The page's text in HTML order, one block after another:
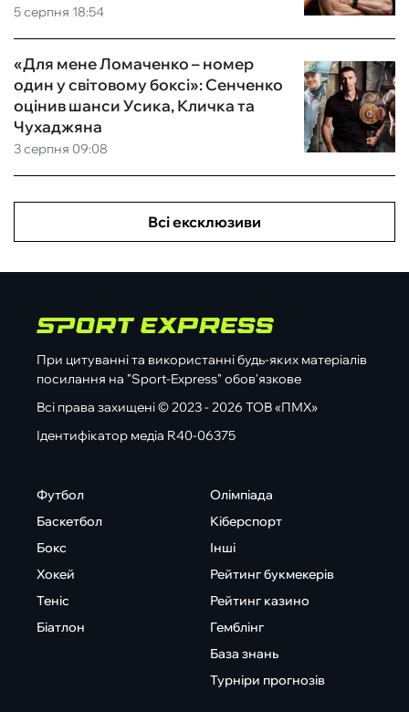
5 серпня 18:54
3 серпня 09:08
«Для мене Ломаченко – номер
один у світовому боксі»: Сенченко
оцінив шанси Усика, Кличка та
Чухаджяна
Всі ексклюзиви
При цитуванні та використанні будь-яких матеріалів
посилання на "Sport-Express" обов'язкове
Всі права захищені © 2023 - 2026 ТОВ «ПМХ»
Ідентифікатор медіа R40-06375
Футбол
Баскетбол
Бокс
Хокей
Теніс
Біатлон
Олімпіада
Кіберспорт
Інші
Рейтинг букмекерів
Рейтинг казино
Гемблінг
База знань
Турніри прогнозів